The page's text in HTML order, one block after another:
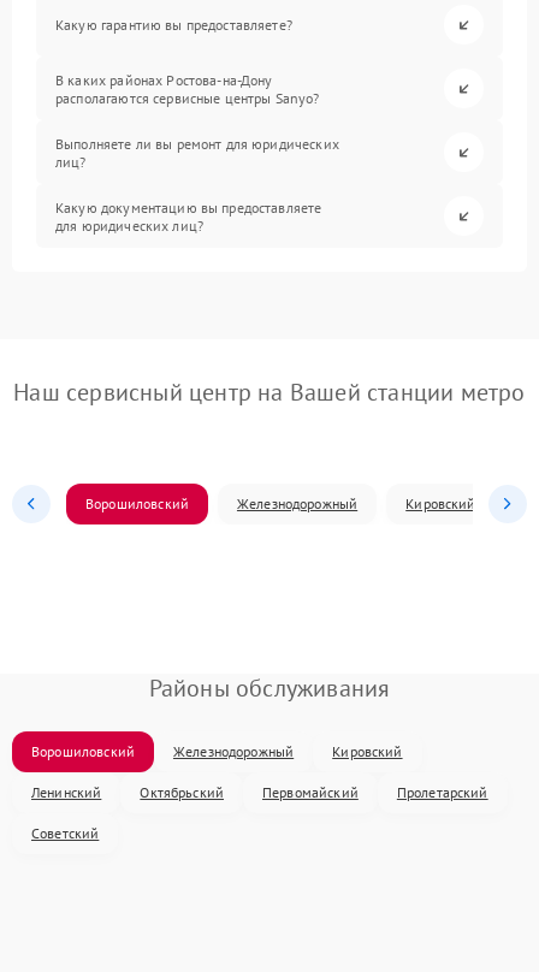
Какую гарантию вы предоставляете?
В каких районах Ростова-на-Дону
располагаются сервисные центры Sanyo?
Выполняете ли вы ремонт для юридических
лиц?
Какую документацию вы предоставляете
для юридических лиц?
Наш сервисный центр на Вашей станции метро
Ворошиловский Железнодорожный Кировский
Районы обслуживания
Ворошиловский Железнодорожный Кировский
Ленинский Октябрьский Первомайский Пролетарский
Советский